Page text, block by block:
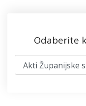
Odaberite